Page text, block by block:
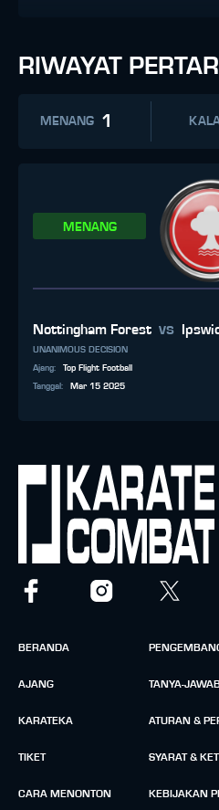
RIWAYAT
MENANG 1
MENANG
Nottingham Forest vs
UNANIMOUS DECISION
Ajang:
Top Flight Football
Tanggal : Mar 15 2025
BERANDA
AJANG
KARATEKA
TIKET
CARA MENONTON
TANYA-
ATURAN &
SYARAT &
KEBIJAKAN